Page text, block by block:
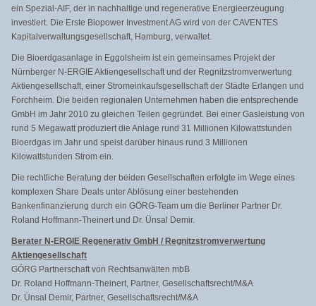
ein Spezial-AIF, der in nachhaltige und regenerative Energieerzeugung
investiert. Die Erste Biopower Investment AG wird von der CAVENTES
Kapitalverwaltungsgesellschaft, Hamburg, verwaltet.
Die Bioerdgasanlage in Eggolsheim ist ein gemeinsames Projekt der
Nürnberger N‑ERGIE Aktiengesellschaft und der Regnitzstromverwertung
Aktiengesellschaft, einer Stromeinkaufsgesellschaft der Städte Erlangen und
Forchheim. Die beiden regionalen Unternehmen haben die entsprechende
GmbH im Jahr 2010 zu gleichen Teilen gegründet. Bei einer Gasleistung von
rund 5 Megawatt produziert die Anlage rund 31 Millionen Kilowattstunden
Bioerdgas im Jahr und speist darüber hinaus rund 3 Millionen
Kilowattstunden Strom ein.
Die rechtliche Beratung der beiden Gesellschaften erfolgte im Wege eines
komplexen Share Deals unter Ablösung einer bestehenden
Bankenfinanzierung durch ein GÖRG-Team um die Berliner Partner Dr.
Roland Hoffmann-Theinert und Dr. Ünsal Demir.
Berater N‑ERGIE Regenerativ GmbH / Regnitzstromverwertung
Aktiengesellschaft
GÖRG Partnerschaft von Rechtsanwälten mbB
Dr. Roland Hoffmann-Theinert, Partner, Gesellschaftsrecht/M&A
Dr. Ünsal Demir, Partner, Gesellschaftsrecht/M&A